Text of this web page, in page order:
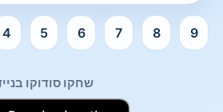
4 5 6 7 8 9
שחקו סודוקו